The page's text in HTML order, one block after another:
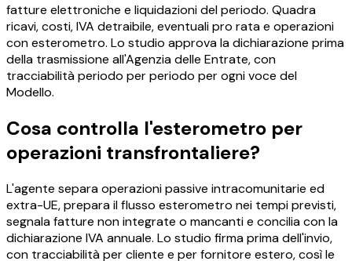
fatture elettroniche e liquidazioni del periodo. Quadra
ricavi, costi, IVA detraibile, eventuali pro rata e operazioni
con esterometro. Lo studio approva la dichiarazione prima
della trasmissione all'Agenzia delle Entrate, con
tracciabilità periodo per periodo per ogni voce del
Modello.
Cosa controlla l'esterometro per
operazioni transfrontaliere?
L'agente separa operazioni passive intracomunitarie ed
extra-UE, prepara il flusso esterometro nei tempi previsti,
segnala fatture non integrate o mancanti e concilia con la
dichiarazione IVA annuale. Lo studio firma prima dell'invio,
con tracciabilità per cliente e per fornitore estero, così le